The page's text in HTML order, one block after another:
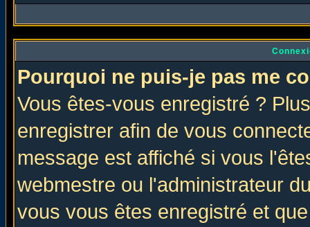
Pourquoi ne puis-je pas me
Vous êtes-vous enregistré ?
enregistrer afin de vous
message est affiché si vous
webmestre ou l'administrateur
vous vous êtes enregistré et